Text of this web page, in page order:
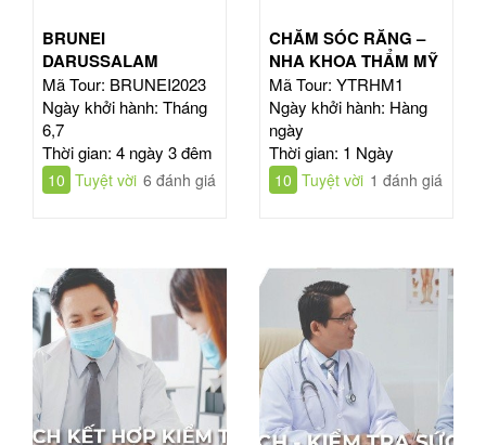
BRUNEI
DARUSSALAM
Mã Tour: BRUNEI2023
Ngày khởi hành: Tháng
6,7
Thời gian: 4 ngày 3 đêm
10 Tuyệt vời 6 đánh giá
CHĂM SÓC RĂNG –
NHA KHOA THẨM MỸ
Mã Tour: YTRHM1
Ngày khởi hành: Hàng
ngày
Thời gian: 1 Ngày
10 Tuyệt vời 1 đánh giá